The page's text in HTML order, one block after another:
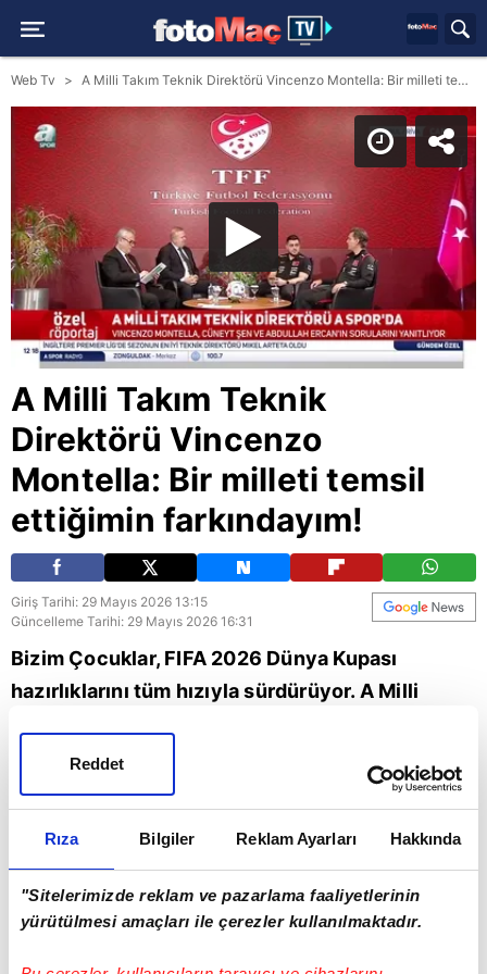
Rıza Bilgiler Reklam Ayarları Hakkında
"Sitelerimizde reklam ve pazarlama faaliyetlerinin
yürütülmesi amaçları ile çerezler kullanılmaktadır.
Reddet
Web Tv A Milli Takım Teknik Direktörü Vincenzo Montella: Bir milleti temsil ettiğimin farkındayım!
A Milli Takım Teknik
Direktörü Vincenzo
Montella: Bir milleti temsil
ettiğimin farkındayım!
Giriş Tarihi: 29 Mayıs 2026 13:15
Güncelleme Tarihi: 29 Mayıs 2026 16:31
Bizim Çocuklar, FIFA 2026 Dünya Kupası
hazırlıklarını tüm hızıyla sürdürüyor. A Milli
önderliğinde çalışmalarına devam ediyor. Son
olarak Montella, A Spor'a özel canlı yayında
İşte o açıklamalar...
Spor Vincenzo Montella Bizim Çocuklar